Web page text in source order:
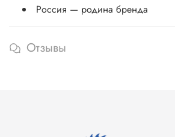
Россия — родина бренда
Отзывы